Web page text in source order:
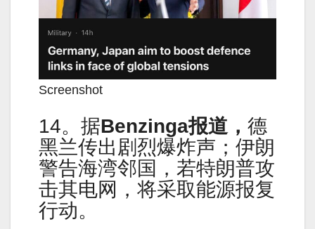
Screenshot
14。据Benzinga报道， 德
黑兰传出剧烈爆炸声；伊朗
警告海湾邻国，若特朗普攻
击其电网，将采取能源报复
行动。